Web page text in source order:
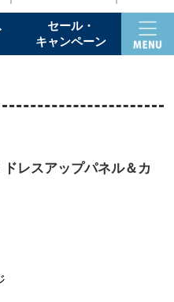
セール・
キャンペーン
ドレスアップパネル＆カ